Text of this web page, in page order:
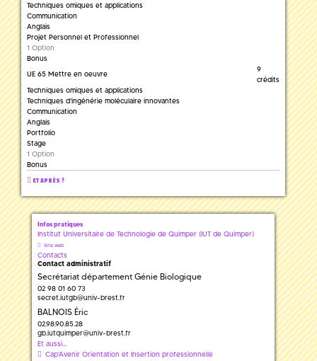
Techniques omiques et applications
Communication
Anglais
Projet Personnel et Professionnel
1 Option
Bonus
UE 65 Mettre en oeuvre
9
crédits
Techniques omiques et applications
Techniques d'ingénérie moléculaire innovantes
Communication
Anglais
Portfolio
Stage
1 Option
Bonus
ET APRÈS ?
Infos pratiques
Institut Universitaire de Technologie de Quimper (IUT de Quimper)
Site web
Contacts
Contact administratif
Secrétariat département Génie Biologique
02 98 01 60 73
secret.iutgb@univ-brest.fr
BALNOIS Éric
02.98.90.85.28
gb.iutquimper@univ-brest.fr
Et aussi...
Cap'Avenir Orientation et Insertion professionnelle